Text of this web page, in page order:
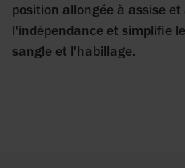
position allongée à assise
l'indépendance et simplifie
sangle et l'habillage.